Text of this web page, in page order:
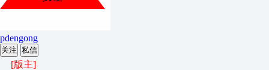
pdengong
关注 私信
[版主]